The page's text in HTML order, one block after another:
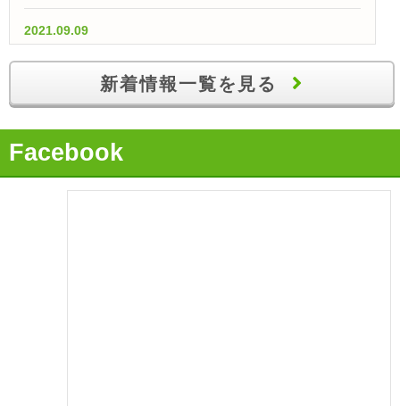
2021.09.09
2021.06.09
【融資実績】「事業実績が評価され、無事に運転資金を獲
新着情報一覧を見る
Facebook